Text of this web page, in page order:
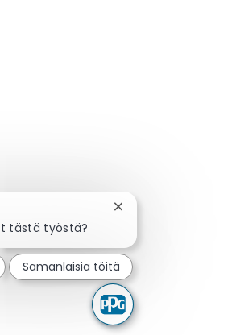
tästä työstä?
Sulje chatbot-ilmoitus
Samanlaisia töitä